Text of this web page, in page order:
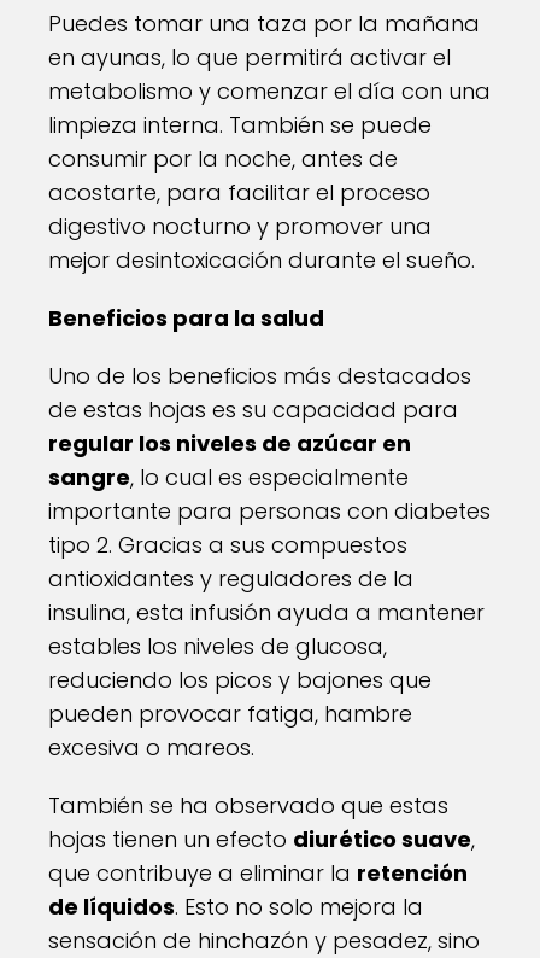
Puedes tomar una taza por la mañana
en ayunas, lo que permitirá activar el
metabolismo y comenzar el día con una
limpieza interna. También se puede
consumir por la noche, antes de
acostarte, para facilitar el proceso
digestivo nocturno y promover una
mejor desintoxicación durante el sueño.
Beneficios para la salud
Uno de los beneficios más destacados
de estas hojas es su capacidad para
regular los niveles de azúcar en
sangre, lo cual es especialmente
importante para personas con diabetes
tipo 2. Gracias a sus compuestos
antioxidantes y reguladores de la
insulina, esta infusión ayuda a mantener
estables los niveles de glucosa,
reduciendo los picos y bajones que
pueden provocar fatiga, hambre
excesiva o mareos.
También se ha observado que estas
hojas tienen un efecto diurético suave,
que contribuye a eliminar la retención
de líquidos. Esto no solo mejora la
sensación de hinchazón y pesadez, sino